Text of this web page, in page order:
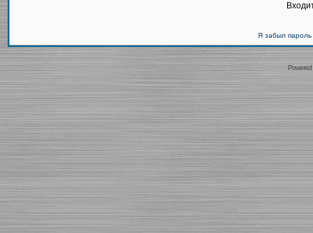
Я забыл пароль